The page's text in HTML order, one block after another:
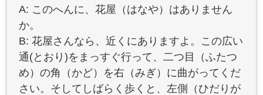
A: このへんに、花屋（はなや）はありません
か。
B: 花屋さんなら、近くにありますよ。この広い
通(とおり)をまっすぐ行って、二つ目（ふたつ
め）の角（かど）を右（みぎ）に曲がってくだ
さい。そしてしばらく歩くと、左側（ひだりが